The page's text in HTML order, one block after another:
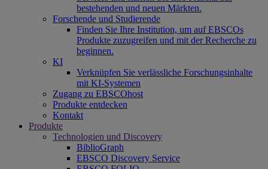
bestehenden und neuen Märkten.
Forschende und Studierende
Finden Sie Ihre Institution, um auf EBSCOs
Produkte zuzugreifen und mit der Recherche zu
beginnen.
KI
Verknüpfen Sie verlässliche Forschungsinhalte
mit KI-Systemen
Zugang zu EBSCOhost
Produkte entdecken
Kontakt
Produkte
Technologien und Discovery
BiblioGraph
EBSCO Discovery Service